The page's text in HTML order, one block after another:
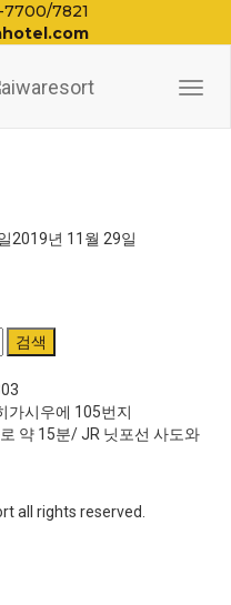
7700/7821
2019년 11월 29일
검색
가시우에 105번지
약 15분/ JR 닛포선 사도와
all rights reserved.